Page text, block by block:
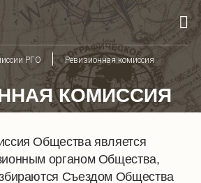
РГО Ревизионная комиссия
КОМИССИЯ
Общества является
органом Общества,
Съездом Общества